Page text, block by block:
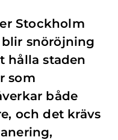
Stockholm
snöröjning
hålla staden
som
både
och det krävs